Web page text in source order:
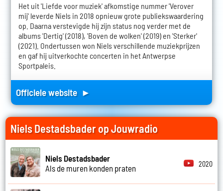
Het uit 'Liefde voor muziek' afkomstige nummer 'Verover
mij' leverde Niels in 2018 opnieuw grote publiekswaardering
op. Daarna verstevigde hij zijn status nog verder met de
albums 'Dertig' (2018), 'Boven de wolken' (2019) en 'Sterker'
(2021). Ondertussen won Niels verschillende muziekprijzen
en gaf hij uitverkochte concerten in het Antwerpse
Sportpaleis.
Officiele website ►
Niels Destadsbader op Jouwradio
Niels Destadsbader
Als de muren konden praten
2020